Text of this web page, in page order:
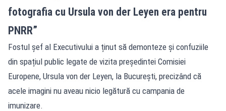
fotografia cu Ursula von der Leyen era pentru
PNRR”
Fostul șef al Executivului a ținut să demonteze și confuziile
din spațiul public legate de vizita președintei Comisiei
Europene, Ursula von der Leyen, la București, precizând că
acele imagini nu aveau nicio legătură cu campania de
imunizare.